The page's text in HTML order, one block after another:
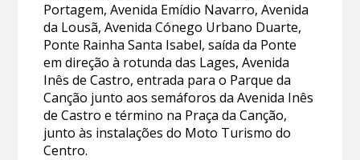
Portagem, Avenida Emídio Navarro, Avenida
da Lousã, Avenida Cónego Urbano Duarte,
Ponte Rainha Santa Isabel, saída da Ponte
em direção à rotunda das Lages, Avenida
Inês de Castro, entrada para o Parque da
Canção junto aos semáforos da Avenida Inês
de Castro e término na Praça da Canção,
junto às instalações do Moto Turismo do
Centro.